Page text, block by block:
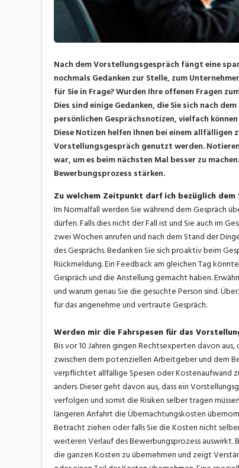
Nach dem Vorstellungsgespräch fängt eine
nochmals Gedanken zur Stelle, zum
für Sie in Frage? Wurden Ihre offenen Fragen
Dies sind einige Gedanken, die Sie sich nach
persönlichen Gesprächsnotizen, vielfach
Diese Notizen helfen Ihnen bei einem
Vorstellungsgespräch genutzt werden.
war, um es beim nächsten Mal besser zu
Bewerbungsprozess stärken.
Zu welchem Zeitpunkt darf ich bezüglich
Im Normalfall werden Sie während dem Gespräch
dürfen. Falls dies nicht der Fall ist und Sie auch im
zwei Wochen anrufen und nach dem Stand der
des Gesprächs. Bedanken Sie sich proaktiv beim
Rückmeldung. Ein Feedback am gleichen Tag
Gespräch und die Anstellung gemacht haben.
und warum genau Sie die gesuchte Person sind.
für das angenehme und vertraute Gespräch.
Werden mir die Fahrspesen für das
Bis vor 10 Jahren gingen Rechtsexperten davon
zwischen dem potenziellen Arbeitgeber und dem
verpflichtet allfällige Spesen oder Kostenaufwand
anders. Dieser geht davon aus, dass ein
verfolgen und somit die Risiken selber tragen
längeren Anfahrt die Übernachtungskosten
Betracht ziehen oder falls Sie die Kosten nicht
weiteren Verlauf des Bewerbungsprozess
die ganzen Kosten zu übernehmen und zeigt